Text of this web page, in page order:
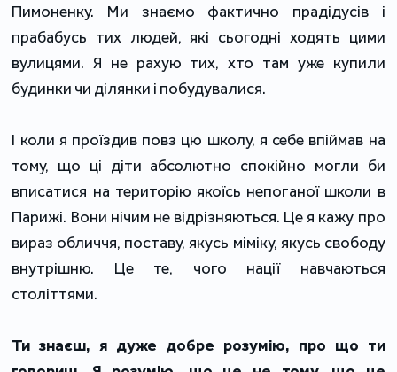
Пимоненку. Ми знаємо фактично прадідусів і
прабабусь тих людей, які сьогодні ходять цими
вулицями. Я не рахую тих, хто там уже купили
будинки чи ділянки і побудувалися.
І коли я проїздив повз цю школу, я себе впіймав на
тому, що ці діти абсолютно спокійно могли би
вписатися на територію якоїсь непоганої школи в
Парижі. Вони нічим не відрізняються. Це я кажу про
вираз обличчя, поставу, якусь міміку, якусь свободу
внутрішню. Це те, чого нації навчаються
століттями.
Ти знаєш, я дуже добре розумію, про що ти